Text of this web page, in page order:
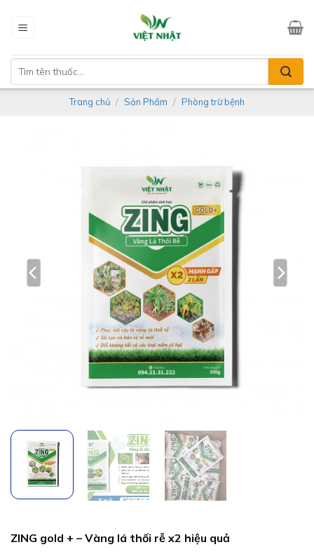
kiếm:
Trang chủ / Sản Phẩm / Phòng trừ bệnh
ZING gold + – Vàng lá thối rễ x2 hiệu quả